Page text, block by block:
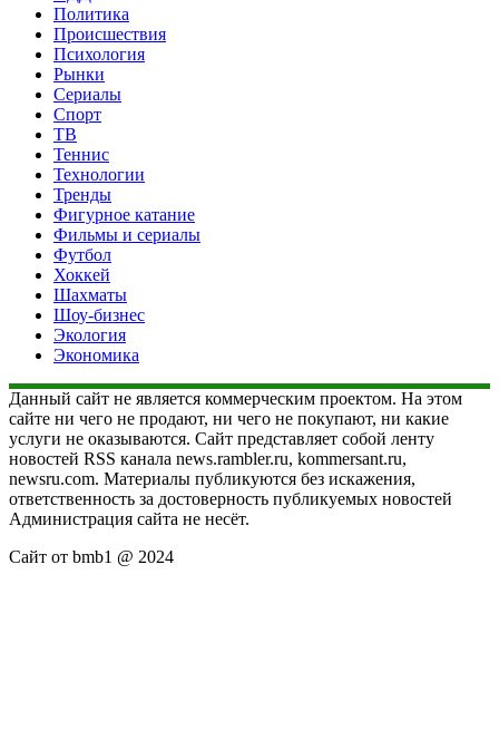
Политика
Происшествия
Психология
Рынки
Сериалы
Спорт
ТВ
Теннис
Технологии
Тренды
Фигурное катание
Фильмы и сериалы
Футбол
Хоккей
Шахматы
Шоу-бизнес
Экология
Экономика
Данный сайт не является коммерческим проектом. На этом
сайте ни чего не продают, ни чего не покупают, ни какие
услуги не оказываются. Сайт представляет собой ленту
новостей RSS канала news.rambler.ru, kommersant.ru,
newsru.com. Материалы публикуются без искажения,
ответственность за достоверность публикуемых новостей
Администрация сайта не несёт.
Сайт от bmb1 @ 2024